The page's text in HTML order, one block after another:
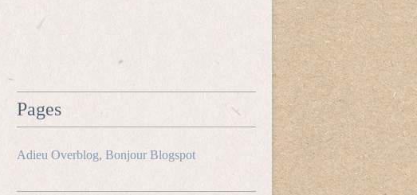
Pages
Adieu Overblog, Bonjour Blogspot